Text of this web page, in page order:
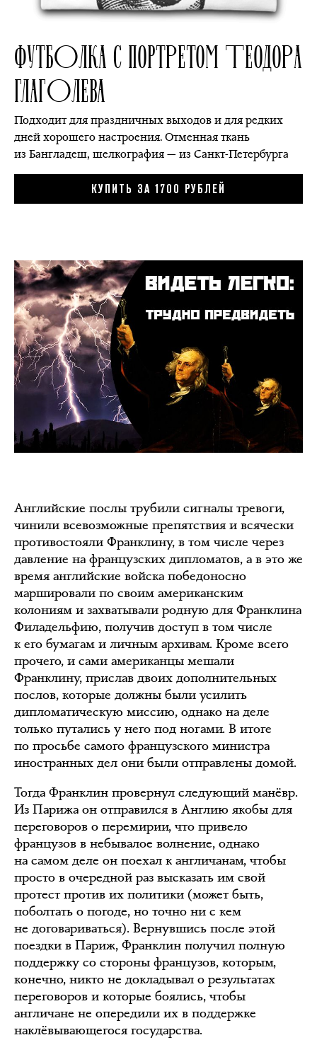
ФУТБОЛКА С ПОРТРЕТОМ ТЕОДОРА
ГЛАГОЛЕВА
Подходит для праздничных выходов и для редких
дней хорошего настроения. Отменная ткань
из Бангладеш, шелкография — из Санкт-Петербурга
КУПИТЬ ЗА 1700 РУБЛЕЙ
Английские послы трубили сигналы тревоги,
чинили всевозможные препятствия и всячески
противостояли Франклину, в том числе через
давление на французских дипломатов, а в это же
время английские войска победоносно
маршировали по своим американским
колониям и захватывали родную для Франклина
Филадельфию, получив доступ в том числе
к его бумагам и личным архивам. Кроме всего
прочего, и сами американцы мешали
Франклину, прислав двоих дополнительных
послов, которые должны были усилить
дипломатическую миссию, однако на деле
только путались у него под ногами. В итоге
по просьбе самого французского министра
иностранных дел они были отправлены домой.
Тогда Франклин провернул следующий манёвр.
Из Парижа он отправился в Англию якобы для
переговоров о перемирии, что привело
французов в небывалое волнение, однако
на самом деле он поехал к англичанам, чтобы
просто в очередной раз высказать им свой
протест против их политики (может быть,
поболтать о погоде, но точно ни с кем
не договариваться). Вернувшись после этой
поездки в Париж, Франклин получил полную
поддержку со стороны французов, которым,
конечно, никто не докладывал о результатах
переговоров и которые боялись, чтобы
англичане не опередили их в поддержке
наклёвывающегося государства.